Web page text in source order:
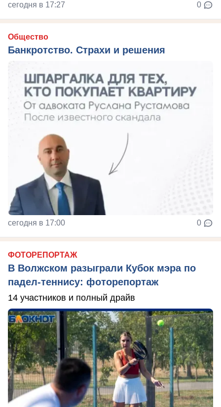
сегодня в 17:27 0
Общество
Банкротство. Страхи и решения
сегодня в 17:00 0
ФОТОРЕПОРТАЖ
В Волжском разыграли Кубок мэра по
падел-теннису: фоторепортаж
14 участников и полный драйв